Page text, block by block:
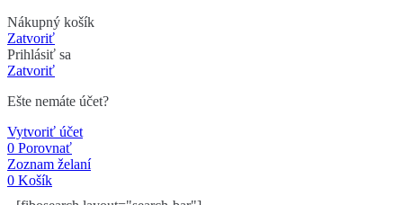
Nákupný košík
Zatvoriť
Prihlásiť sa
Zatvoriť
Ešte nemáte účet?
Vytvoriť účet
0 Porovnať
Zoznam želaní
0 Košík